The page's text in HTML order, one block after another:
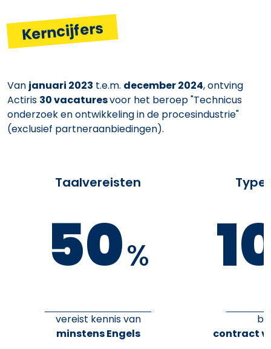
Kerncijfers
Van januari 2023 t.e.m. december 2024, ontving
Actiris 30 vacaturesvoor het beroep "Technicus
onderzoek en ontwikkeling in de procesindustrie"
(exclusief partneraanbiedingen).
Taalvereisten
50%
vereist kennis van
minstens Engels
contract